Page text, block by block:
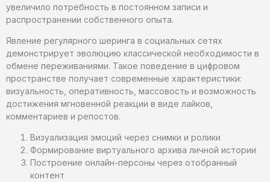
увеличило потребность в постоянном записи и
распространении собственного опыта.
Явление регулярного шеринга в социальных сетях
демонстрирует эволюцию классической необходимости в
обмене переживаниями. Такое поведение в цифровом
пространстве получает современные характеристики:
визуальность, оперативность, массовость и возможность
достижения мгновенной реакции в виде лайков,
комментариев и репостов.
Визуализация эмоций через снимки и ролики
Формирование виртуального архива личной истории
Построение онлайн-персоны через отобранный
контент